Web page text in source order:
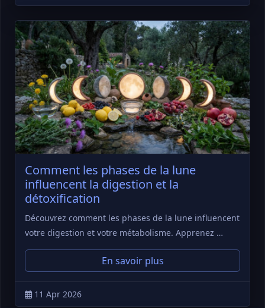
Comment les phases de la lune
influencent la digestion et la
détoxification
Découvrez comment les phases de la lune influencent
votre digestion et votre métabolisme. Apprenez …
En savoir plus
11 Apr 2026